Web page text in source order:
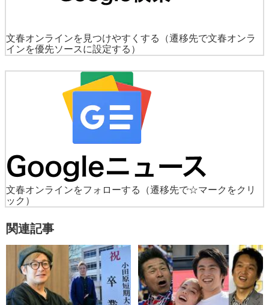
文春オンラインを見つけやすくする
（遷移先で文春オンラ
インを優先ソースに設定する）
文春オンラインをフォローする
（遷移先で☆マークをクリ
ック）
関連記事